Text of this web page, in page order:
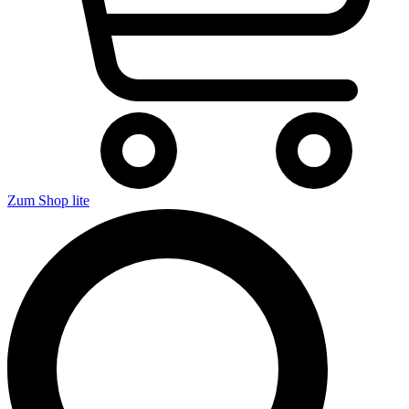
Zum Shop lite